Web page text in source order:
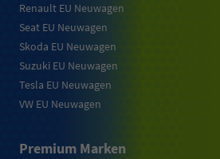
Renault EU Neuwagen
Seat EU Neuwagen
Skoda EU Neuwagen
Suzuki EU Neuwagen
Tesla EU Neuwagen
VW EU Neuwagen
Premium Marken